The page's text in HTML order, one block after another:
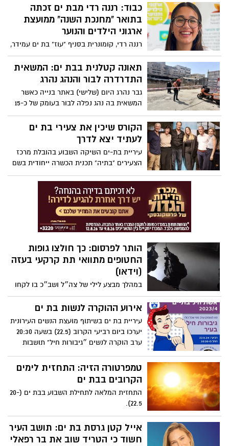
קהילתיים לכל המשפחה בגינות הציבוריות
ברובעים ברחבי העיר ובמרכזים הקהילתיים.
כבוד: רננה רדי מבת ים זכתה
בתואר "מחנכת השנה" ממועצת
ארגוני הילדים והנוער
רננה רדי, קומונרית בסניף "עוז" בת ים עמידר,
זכתה בתואר "מחנכת השנה", מטעם מועצת
ארגוני הילדים והנוער: "נותנת את כל כולה
במענה לחניכים, להורים ולקהילה כולה".
תאונה קטלנית בבת ים: המשאית
התדרדרה לבור והנהג נהרג
גבר נהרג היום (שלישי) באתר בנייה כאשר
המשאית בה נהג נפלה לבור בעומק של כ-15
מטרים. הנהג נמצא מחוסר הכרה וצוותי
מד״א נאלצו לקבוע את מותו במקום.
הקורס שיכין את צעירי בת ים
לעתיד יצא לדרך
עיריית בת-ים השיקה השבוע בהובלת מרכז
הצעירים "בתיה" תכנית הכשרה ייחודית בשם
"מסע אל האופק" לצעירי וצעירות העיר
שנים לאחר השחרור.
הותר לפרסום: כך חולצו גופות
החטופים מתוואי תת קרקעי בעזה
(וידאו)
במהלך מבצע לילי של צה״ל ושב״כ בו לקחו
חלק צוות קרב גדוד 202, לוחמי יהל"ם, יחידה
504 בפיקוד אוגדה 98 חולצו בסוף השבוע
האחרון גופתיהם של שני לוק ז״ל, עמית
בוסקילה ז״ל, רון בינימין ז״ל ויצחק גלרנטר
ז״ל מתת קרקע בג׳באליא. כך התנהל החילוץ
אירוע ההוקרה לנשות בת ים
עיריית בת ים בשיתוף מועצת הנשים העירונית
יערכו ביום רביעי הקרוב (22.5) בשעה 20:30
ערב הוקרה לנשים ״גיבורות חיל" תושבות
טמפרטורה הזיה: התחזית לימים
הקרובים בבת ים
התחזית המלאה לתחילת השבוע בבת ים (20-
22.5).
אייל קטן גרסת בת ים: תושב העיר
חשוד כי הטריד שוב את בר רפאלי